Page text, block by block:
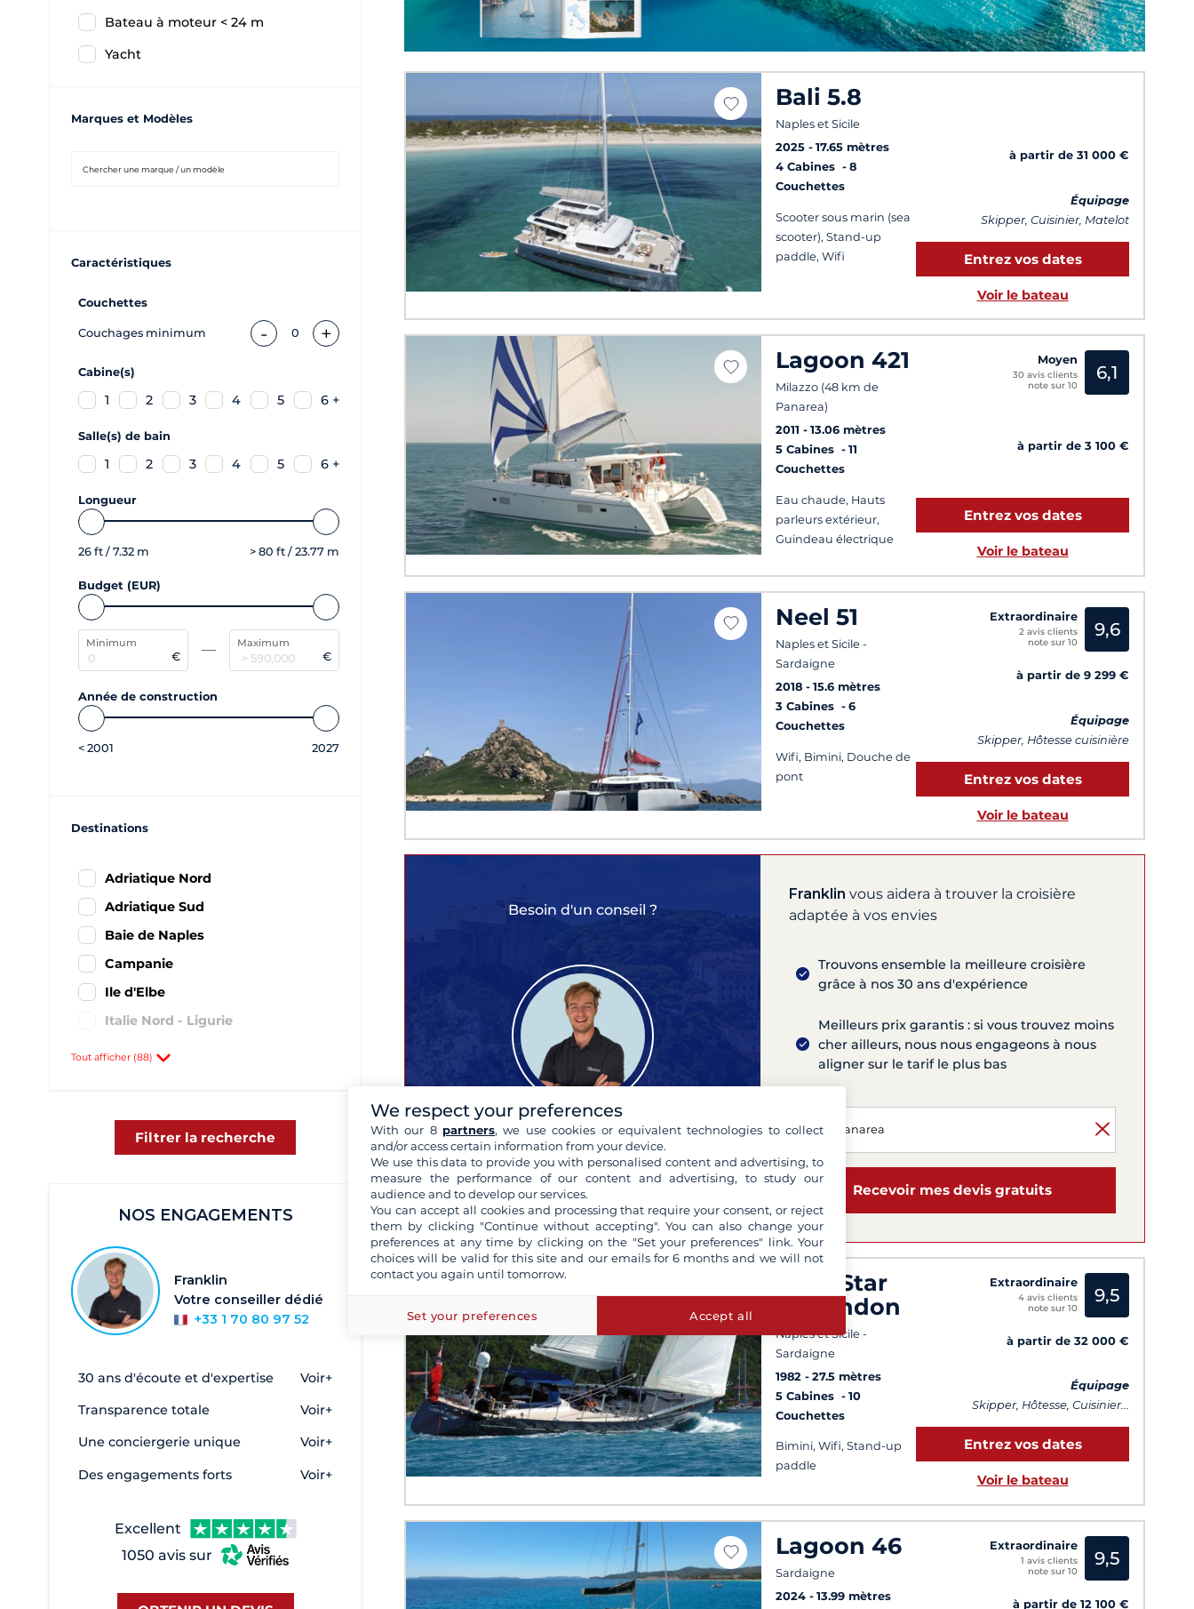
Bateau à moteur < 24 m
Yacht
Marques et Modèles
Caractéristiques
Couchettes
Couchages minimum - 0 +
Cabine(s)
1 2 3 4 5 6 +
Salle(s) de bain
1 2 3 4 5 6 +
Longueur
26 ft / 7.32 m > 80 ft / 23.77 m
Budget (EUR)
Minimum
€
Maximum
€
Année de construction
< 2001 2027
Destinations
Adriatique Nord
Adriatique Sud
Baie de Naples
Campanie
Ile d'Elbe
Italie Nord - Ligurie
Mer Ionienne Italienne
Sicile et îles Éoliennes
Sud de la Sardaigne
Toscane et Elbe
Émilie-Romagne
Îles Égades
Anzio
Argentario
Bari
Cagliari
Cala de Medici
Cannigione
Tout afficher (88)
Filtrer la recherche
NOS ENGAGEMENTS
Franklin
Votre conseiller dédié
+33 1 70 80 97 52
30 ans d'écoute et d'expertise Voir+
Transparence totale Voir+
Une conciergerie unique Voir+
Des engagements forts Voir+
Excellent
1050 avis sur
Bali 5.8
Naples et Sicile
2025
17.65 mètres
4 Cabines
8
Couchettes
Scooter sous marin (sea
scooter), Stand-up
paddle, Wifi
à partir de 31 000 €
Équipage
Skipper, Cuisinier, Matelot
Entrez vos dates
Voir le bateau
Lagoon 421
Milazzo (48 km de
Panarea)
2011
13.06 mètres
5 Cabines
11
Couchettes
Eau chaude, Hauts
parleurs extérieur,
Guindeau électrique
Moyen
30 avis clients
note sur 10
6,1
à partir de 3 100 €
Entrez vos dates
Voir le bateau
Neel 51
Naples et Sicile -
Sardaigne
2018
15.6 mètres
3 Cabines
6
Couchettes
Wifi, Bimini, Douche de
pont
Extraordinaire
2 avis clients
note sur 10
9,6
à partir de 9 299 €
Équipage
Skipper, Hôtesse cuisinière
Entrez vos dates
Voir le bateau
Besoin d'un conseil ?
Franklin
expert de vos croisières
Franklin vous aidera à trouver la croisière
adaptée à vos envies
Trouvons ensemble la meilleure croisière
grâce à nos 30 ans d'expérience
Meilleurs prix garantis : si vous trouvez moins
cher ailleurs, nous nous engageons à nous
aligner sur le tarif le plus bas
Recevoir mes devis gratuits
Dark Star
Of London
Naples et Sicile -
Sardaigne
1982
27.5 mètres
5 Cabines
10
Couchettes
Bimini, Wifi, Stand-up
paddle
Extraordinaire
4 avis clients
note sur 10
9,5
à partir de 32 000 €
Équipage
Skipper, Hôtesse, Cuisinier...
Entrez vos dates
Voir le bateau
Lagoon 46
Sardaigne
2024
13.99 mètres
Extraordinaire
1 avis clients
note sur 10
9,5
à partir de 12 100 €
We respect your preferences
With our 8 partners, we use cookies or equivalent technologies to collect
and/or access certain information from your device.
We use this data to provide you with personalised content and advertising, to
measure the performance of our content and advertising, to study our
audience and to develop our services.
You can accept all cookies and processing that require your consent, or reject
them by clicking "Continue without accepting". You can also change your
preferences at any time by clicking on the "Set your preferences" link. Your
choices will be valid for this site and our emails for 6 months and we will not
contact you again until tomorrow.
Set your preferences Accept all